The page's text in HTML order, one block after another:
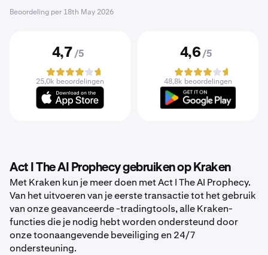
Beoordeling per 18th May 2026
4,7 /5
25,0k beoordelingen
4,6 /5
48,8k beoordelingen
Act I The AI Prophecy gebruiken op Kraken
Met Kraken kun je meer doen met Act I The AI Prophecy.
Van het uitvoeren van je eerste transactie tot het gebruik
van onze geavanceerde -tradingtools, alle Kraken-
functies die je nodig hebt worden ondersteund door
onze toonaangevende beveiliging en 24/7
ondersteuning.